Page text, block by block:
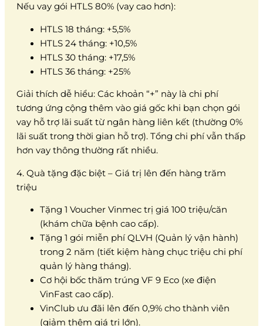
Nếu vay gói HTLS 80% (vay cao hơn):
HTLS 18 tháng: +5,5%
HTLS 24 tháng: +10,5%
HTLS 30 tháng: +17,5%
HTLS 36 tháng: +25%
Giải thích dễ hiểu: Các khoản “+” này là chi phí
tương ứng cộng thêm vào giá gốc khi bạn chọn gói
vay hỗ trợ lãi suất từ ngân hàng liên kết (thường 0%
lãi suất trong thời gian hỗ trợ). Tổng chi phí vẫn thấp
hơn vay thông thường rất nhiều.
4. Quà tặng đặc biệt – Giá trị lên đến hàng trăm
triệu
Tặng 1 Voucher Vinmec trị giá 100 triệu/căn
(khám chữa bệnh cao cấp).
Tặng 1 gói miễn phí QLVH (Quản lý vận hành)
trong 2 năm (tiết kiệm hàng chục triệu chi phí
quản lý hàng tháng).
Cơ hội bốc thăm trúng VF 9 Eco (xe điện
VinFast cao cấp).
VinClub ưu đãi lên đến 0,9% cho thành viên
(giảm thêm giá trị lớn).